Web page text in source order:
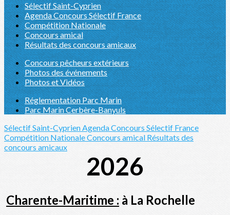
Sélectif Saint-Cyprien
Agenda Concours Sélectif France
Compétition Nationale
Concours amical
Résultats des concours amicaux
Concours pêcheurs extérieurs
Photos des événements
Photos et Vidéos
Réglementation Parc Marin
Parc Marin Cerbère-Banyuls
Sélectif Saint-CyprienAgenda Concours Sélectif France
Compétition NationaleConcours amical Résultats des
concours amicaux
2026
Charente-Maritime : à La Rochelle